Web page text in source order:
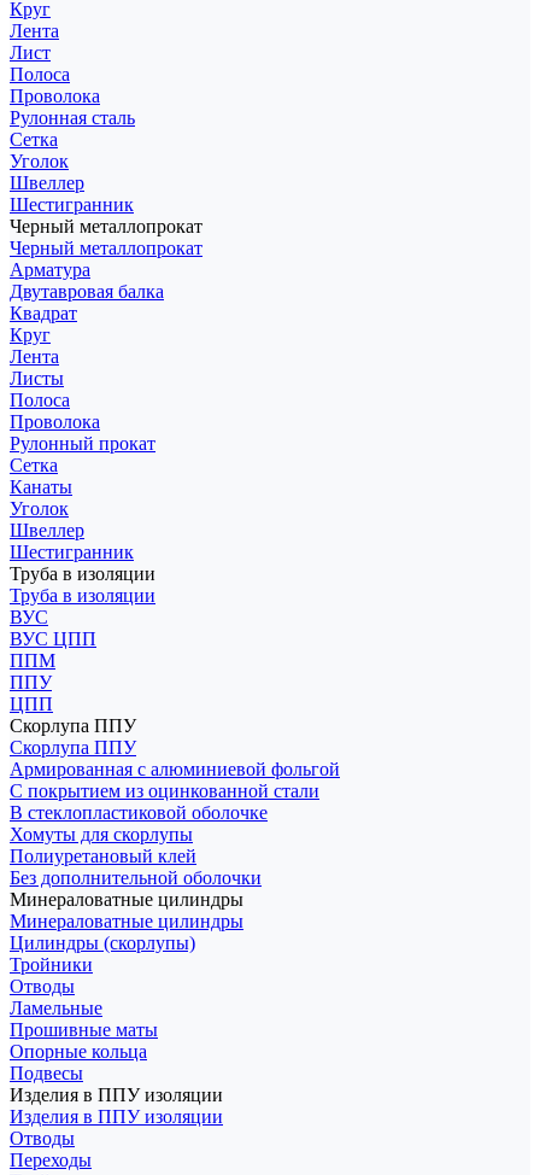
Круг
Лента
Лист
Полоса
Проволока
Рулонная сталь
Сетка
Уголок
Швеллер
Шестигранник
Черный металлопрокат
Черный металлопрокат
Арматура
Двутавровая балка
Квадрат
Круг
Лента
Листы
Полоса
Проволока
Рулонный прокат
Сетка
Канаты
Уголок
Швеллер
Шестигранник
Труба в изоляции
Труба в изоляции
ВУС
ВУС ЦПП
ППМ
ППУ
ЦПП
Скорлупа ППУ
Скорлупа ППУ
Армированная с алюминиевой фольгой
С покрытием из оцинкованной стали
В стеклопластиковой оболочке
Хомуты для скорлупы
Полиуретановый клей
Без дополнительной оболочки
Минераловатные цилиндры
Минераловатные цилиндры
Цилиндры (скорлупы)
Тройники
Отводы
Ламельные
Прошивные маты
Опорные кольца
Подвесы
Изделия в ППУ изоляции
Изделия в ППУ изоляции
Отводы
Переходы